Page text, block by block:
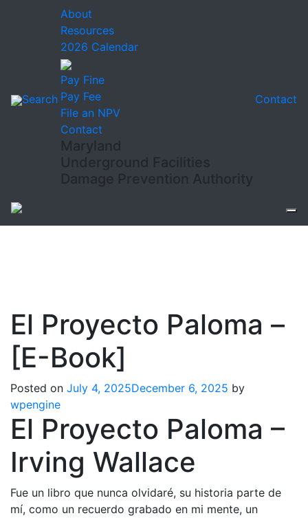
Search
About
Resources
2026 Calendar
Pay Fine
Pay Fee
File an NPV
Contact
Maryland
Underground Facilities
Damage Prevention Authority
Contact
El Proyecto Paloma –
[E-Book]
Posted on July 4, 2025December 6, 2025 by
wpengine
El Proyecto Paloma –
Irving Wallace
Fue un libro que nunca olvidaré, su historia parte de
mí, como un recuerdo grabado en mi mente, un